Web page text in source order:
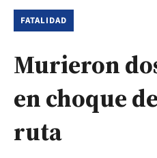
FATALIDAD
Murieron
en choque
ruta